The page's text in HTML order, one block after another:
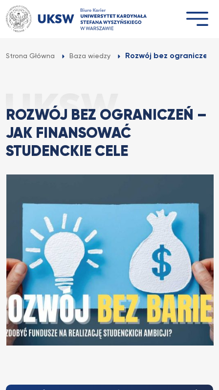
Przejdź
do
treści
Strona Główna Baza wiedzy Rozwój bez ograniczeń
ROZWÓJ BEZ OGRANICZEŃ –
JAK FINANSOWAĆ
STUDENCKIE CELE